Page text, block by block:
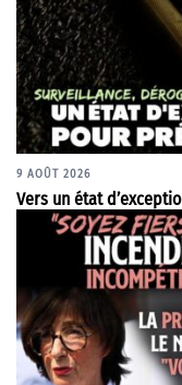
9 AOÛT 2026
Vers un état